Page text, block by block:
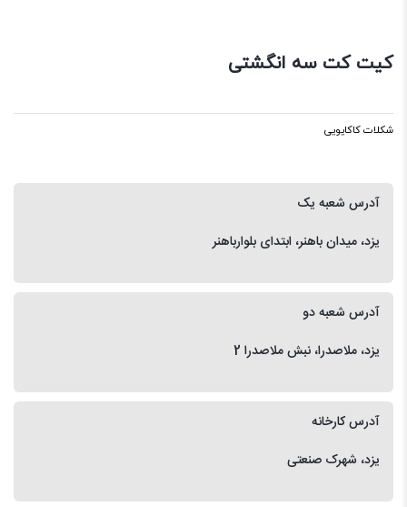
کیت کت سه انگشتی
شکلات کاکایویی
آدرس شعبه یک
یزد، میدان باهنر، ابتدای بلوارباهنر
آدرس شعبه دو
یزد، ملاصدرا، نبش ملاصدرا 2
آدرس کارخانه
یزد، شهرک صنعتی